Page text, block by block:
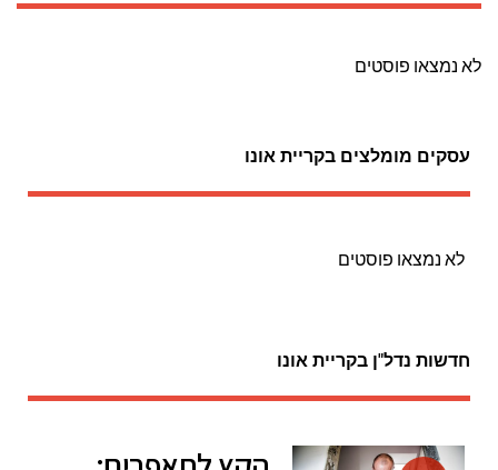
לא נמצאו פוסטים
עסקים מומלצים בקריית אונו
לא נמצאו פוסטים
חדשות נדל"ן בקריית אונו